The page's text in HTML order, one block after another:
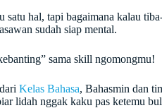
satu hal, tapi bagaimana kalau
sudah siap mental.
sama skill ngomongmu!
Kelas Bahasa, Bahasmin dan
lidah nggak kaku pas ketemu